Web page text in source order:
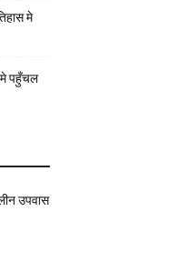
मे
मे पहुँचल
उपवास